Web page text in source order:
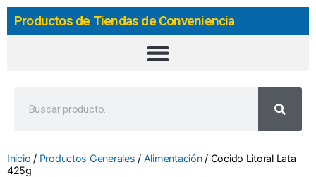
Productos de Tiendas de Conveniencia
Inicio / Productos Generales / Alimentación/ Cocido Litoral Lata
425g